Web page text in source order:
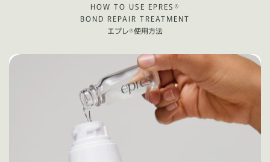
HOW TO USE EPRES®
BOND REPAIR TREATMENT
エプレ®使用方法